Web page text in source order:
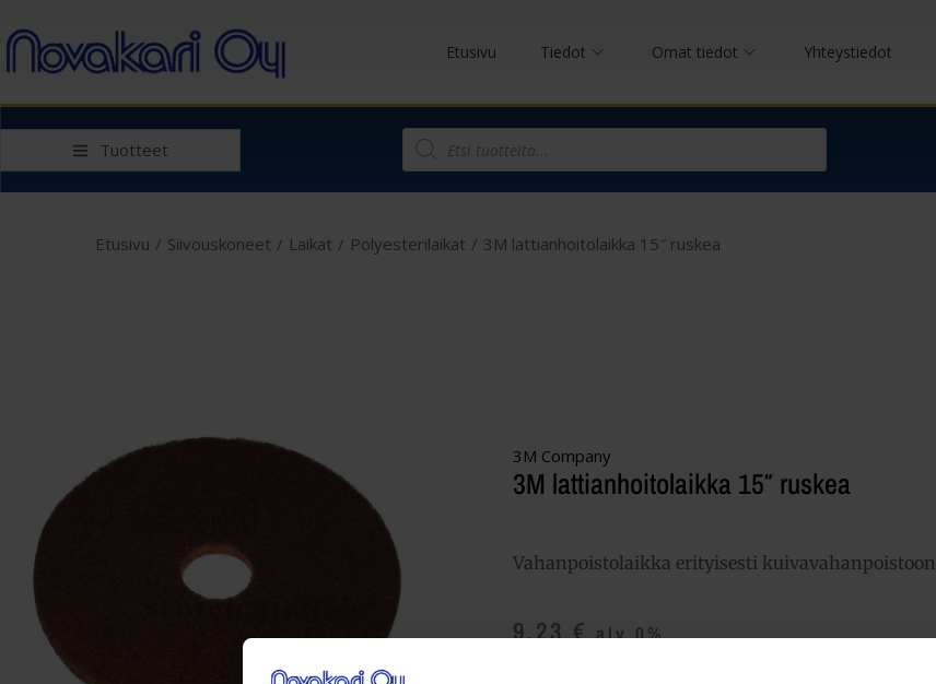
Etusivu Tiedot Omat tiedot Yhteystiedot
Tuotteet
Etusivu / Siivouskoneet / Laikat / Polyesterilaikat / 3M lattianhoitolaikka 15″ ruskea
3M Company
3M lattianhoitolaikka 15″ ruskea
Vahanpoistolaikka erityisesti kuivavahanpoistoon
9,23€ alv 0%